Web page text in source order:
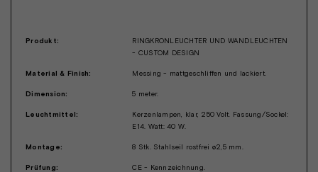
Produkt:
RINGKRONLEUCHTER UND WANDLEUCHTEN
- CUSTOM DESIGN
Material & Finish: Messing - mattgeschliffen und lackiert.
Dimension: 5 meter.
Leuchtmittel:
Kerzenlampen, klar, 250 Volt. Fassung/Sockel:
E14. Watt: 40 W.
Montage: 8 Stk. Stahlseil rostfrei ø2,5 mm.
Prüfung: CE - Kennzeichnung.